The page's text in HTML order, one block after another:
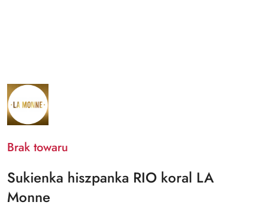
NAZWA
PRODUCENTA:
LA
MONNE
Brak towaru
Sukienka hiszpanka RIO koral LA
Monne